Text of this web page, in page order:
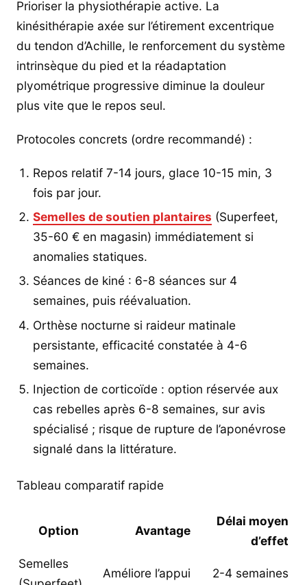
Prioriser la physiothérapie active. La
kinésithérapie axée sur l’étirement excentrique
du tendon d’Achille, le renforcement du système
intrinsèque du pied et la réadaptation
plyométrique progressive diminue la douleur
plus vite que le repos seul.
Protocoles concrets (ordre recommandé) :
Repos relatif 7-14 jours, glace 10-15 min, 3
fois par jour.
Semelles de soutien plantaires (Superfeet,
35-60 € en magasin) immédiatement si
anomalies statiques.
Séances de kiné : 6-8 séances sur 4
semaines, puis réévaluation.
Orthèse nocturne si raideur matinale
persistante, efficacité constatée à 4-6
semaines.
Injection de corticoïde : option réservée aux
cas rebelles après 6-8 semaines, sur avis
spécialisé ; risque de rupture de l’aponévrose
signalé dans la littérature.
Tableau comparatif rapide
Option Avantage
Délai moyen
d’effet
Semelles
Améliore l’appui 2-4 semaines